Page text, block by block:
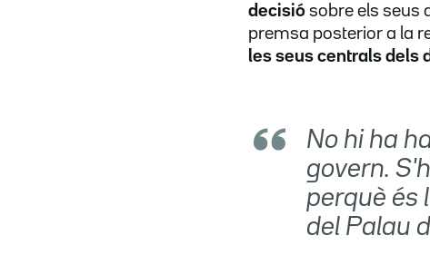
decisió sobre els seus
premsa posterior a la
les seus centrals dels
No hi ha
govern.
perquè és
del Palau